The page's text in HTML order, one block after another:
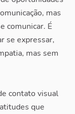
mas
comunicar. É
se expressar,
mas sem
contato visual
que